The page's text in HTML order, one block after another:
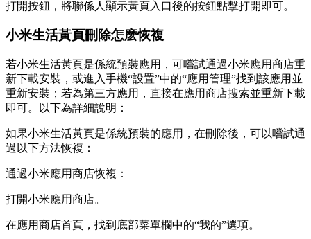
打開按鈕，將聯係人顯示黃頁入口後的按鈕點擊打開即可。
小米生活黃頁刪除怎麽恢複
若小米生活黃頁是係統預裝應用，可嚐試通過小米應用商店重
新下載安裝，或進入手機“設置”中的“應用管理”找到該應用並
重新安裝；若為第三方應用，直接在應用商店搜索並重新下載
即可。以下為詳細說明：
如果小米生活黃頁是係統預裝的應用，在刪除後，可以嚐試通
過以下方法恢複：
通過小米應用商店恢複：
打開小米應用商店。
在應用商店首頁，找到底部菜單欄中的“我的”選項。